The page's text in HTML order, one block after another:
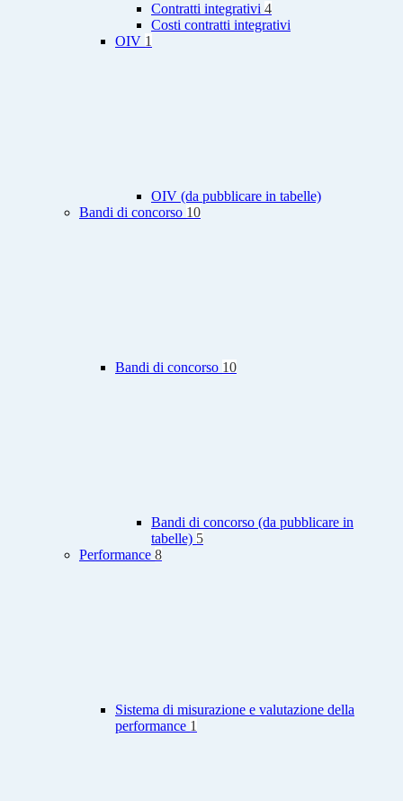
Contratti integrativi 4
Costi contratti integrativi
OIV 1
OIV (da pubblicare in tabelle)
Bandi di concorso 10
Bandi di concorso 10
Bandi di concorso (da pubblicare in
tabelle) 5
Performance 8
Sistema di misurazione e valutazione della
performance 1